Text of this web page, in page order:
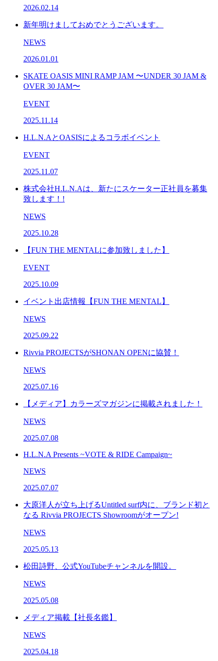
2026.02.14
新年明けましておめでとうございます。
NEWS
2026.01.01
SKATE OASIS MINI RAMP JAM 〜UNDER 30 JAM &
OVER 30 JAM〜
EVENT
2025.11.14
H.L.N.AとOASISによるコラボイベント
EVENT
2025.11.07
株式会社H.L.N.Aは、新たにスケーター正社員を募集
致します！!
NEWS
2025.10.28
【FUN THE MENTALに参加致しました】
EVENT
2025.10.09
イベント出店情報【FUN THE MENTAL】
NEWS
2025.09.22
Rivvia PROJECTSがSHONAN OPENに協賛！
NEWS
2025.07.16
【メディア】カラーズマガジンに掲載されました！
NEWS
2025.07.08
H.L.N.A Presents ~VOTE & RIDE Campaign~
NEWS
2025.07.07
大原洋人が立ち上げるUntitled surf内に、ブランド初と
なる Rivvia PROJECTS Showroomがオープン!
NEWS
2025.05.13
松田詩野、公式YouTubeチャンネルを開設。
NEWS
2025.05.08
メディア掲載【社長名鑑】
NEWS
2025.04.18